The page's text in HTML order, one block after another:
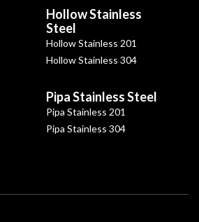
Hollow Stainless
Steel
Hollow Stainless 201
Hollow Stainless 304
Pipa Stainless Steel
Pipa Stainless 201
Pipa Stainless 304